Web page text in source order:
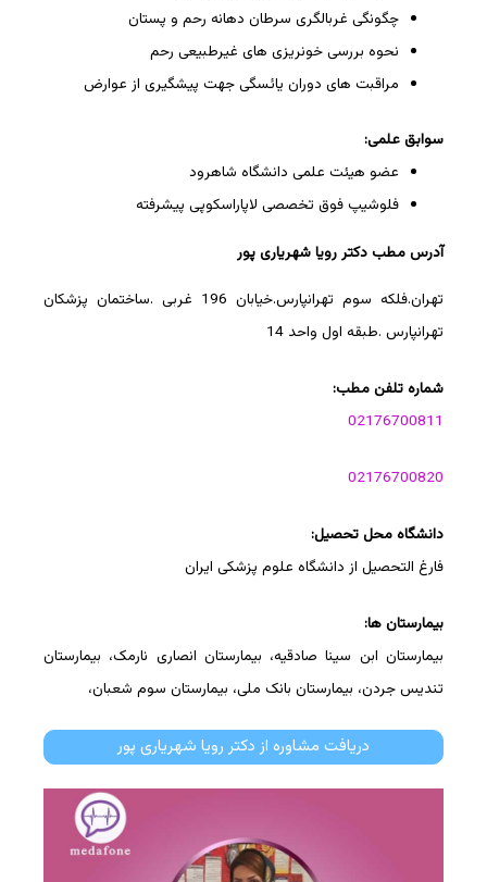
چگونگی غربالگری سرطان دهانه رحم و پستان
نحوه بررسی خونریزی های غیرطبیعی رحم
مراقبت های دوران یائسگی جهت پیشگیری از عوارض
سوابق علمی:
عضو هیئت علمی دانشگاه شاهرود
فلوشیپ فوق تخصصی لاپاراسکوپی پیشرفته
آدرس مطب دکتر رویا شهریاری پور
تهران.فلکه سوم تهرانپارس.خیابان 196 غربی .ساختمان پزشکان
تهرانپارس .طبقه اول واحد 14
شماره تلفن مطب:
02176700811
02176700820
دانشگاه محل تحصیل:
فارغ التحصیل از دانشگاه علوم پزشکی ایران
بیمارستان ها:
بیمارستان ابن سینا صادقیه، بیمارستان انصاری نارمک، بیمارستان
تندیس جردن، بیمارستان بانک ملی، بیمارستان سوم شعبان،
دریافت مشاوره از دکتر رویا شهریاری پور